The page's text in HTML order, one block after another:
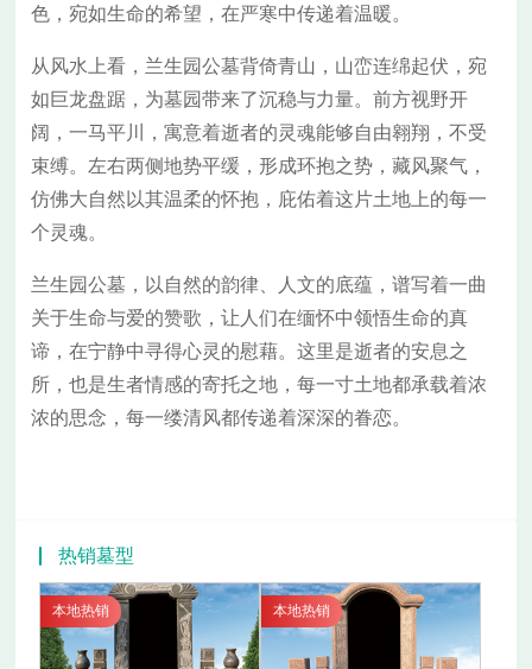
色，宛如生命的希望，在严寒中传递着温暖。
从风水上看，兰生园公墓背倚青山，山峦连绵起伏，宛
如巨龙盘踞，为墓园带来了沉稳与力量。前方视野开
阔，一马平川，寓意着逝者的灵魂能够自由翱翔，不受
束缚。左右两侧地势平缓，形成环抱之势，藏风聚气，
仿佛大自然以其温柔的怀抱，庇佑着这片土地上的每一
个灵魂。
兰生园公墓，以自然的韵律、人文的底蕴，谱写着一曲
关于生命与爱的赞歌，让人们在缅怀中领悟生命的真
谛，在宁静中寻得心灵的慰藉。这里是逝者的安息之
所，也是生者情感的寄托之地，每一寸土地都承载着浓
浓的思念，每一缕清风都传递着深深的眷恋。
热销墓型
本地热销 本地热销